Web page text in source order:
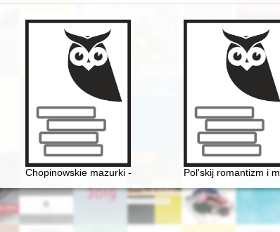
"Twórczość naukowa i muzyczna Oskara Kolberga
Chopinowskie mazurki - czyli folklor a pojęcie muzyki
Pol'skij romantizm i